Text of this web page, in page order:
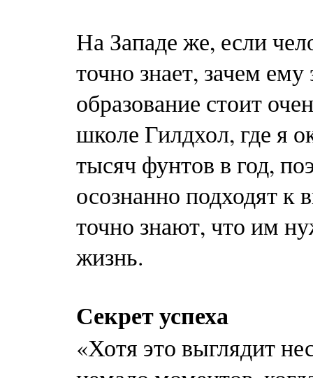
На Западе же, если
точно знает, зачем
образование стоит
школе Гилдхол, где я
тысяч фунтов в год,
осознанно подходят
точно знают, что им
жизнь.
Секрет успеха
«Хотя это выглядит